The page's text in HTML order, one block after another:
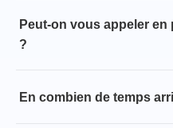
Peut-on vous appeler en
?
En combien de temps